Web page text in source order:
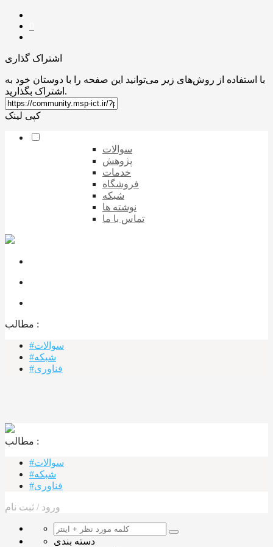
اشتراک گذاری
با استفاده از روش‌های زیر می‌توانید این صفحه را با دوستان خود به
اشتراک بگذارید.
کپی لینک
سوالات
پژوهش
خدمات
فروشگاه
شبکه
نوشته ها
تماس با ما
مطالب :‌
#سوالات
#شبکه
#فناوری
مطالب :‌ ‌‌
#سوالات
#شبکه
#فناوری
ورود / ثبت نام
دسته بندی